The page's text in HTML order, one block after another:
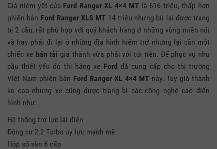
Giá niêm yết của Ford Ranger XL 4×4 MT là 616 triệu, thấp hơn
phiên bản Ford Ranger XLS MT 14 triệu nhưng bù lại được trang
bị 2 cầu, rất phù hợp với quý khách hàng ở những vùng miền núi
và hay phải đi lại ở những địa hình hiểm trở nhưng lại cần một
chiếc xe bán tải giá thành vừa phải với túi tiền. Để phục vụ nhu
cầu thiết yếu đó thì hãng xe Ford đã cung cấp cho thị trường
Việt Nam phiên bản Ford Ranger XL 4×4 MT này. Tuy giá thành
ko cao nhưng xe cũng được trang bị các công nghệ cao điển
hình như:
Hệ thống trợ lực lái điện
Động cơ 2.2 Turbo uy lực mạnh mẽ
Hộp số sàn 6 cấp